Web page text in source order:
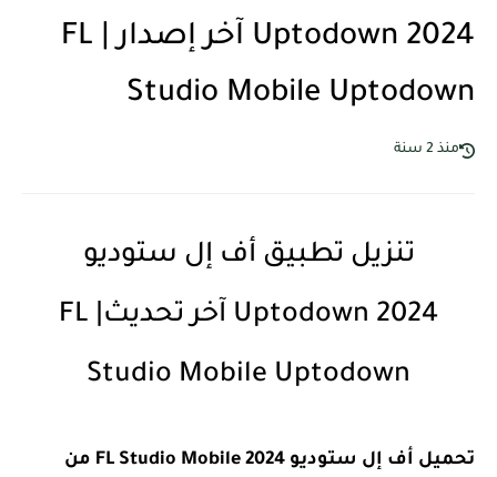
Uptodown 2024 آخر إصدار | FL
Studio Mobile Uptodown
منذ 2 سنة
تنزيل تطبيق أف إل ستوديو
Uptodown 2024 آخر تحديث| FL
Studio Mobile Uptodown
تحميل أف إل ستوديو FL Studio Mobile 2024 من